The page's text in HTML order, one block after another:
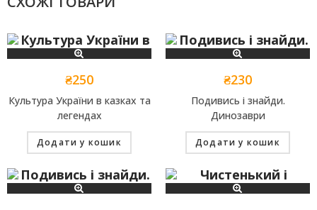
₴250
Культура України в казках та
легендах
Додати у кошик
₴230
Подивись і знайди.
Динозаври
Додати у кошик